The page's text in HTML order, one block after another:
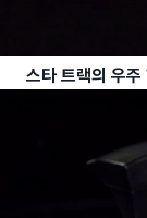
스타 트랙의 우